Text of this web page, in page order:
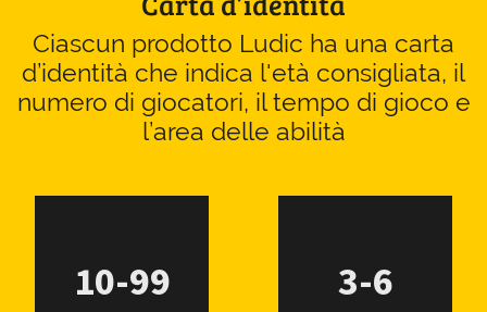
Ciascun prodotto Ludic ha una carta
d’identità che indica l'età consigliata, il
numero di giocatori, il tempo di gioco e
l’area delle abilità
10-99 3-6